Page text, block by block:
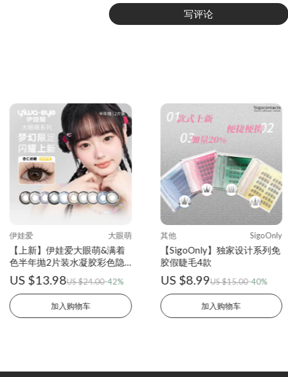
写评论
伊娃爱 大眼萌
【上新】伊娃爱大眼萌&满着
色半年抛2片装水凝胶彩色隐
形眼镜
US $13.98US $24.00-42%
加入购物车
其他 SigoOnly
【SigoOnly】独家设计系列免
胶假睫毛4款
US $8.99US $15.00-40%
加入购物车